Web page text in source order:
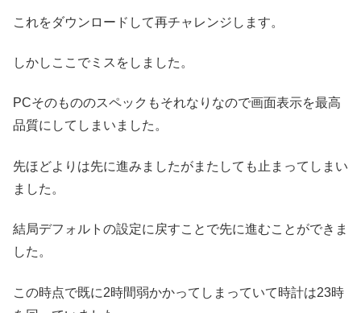
これをダウンロードして再チャレンジします。
しかしここでミスをしました。
PCそのもののスペックもそれなりなので画面表示を最高
品質にしてしまいました。
先ほどよりは先に進みましたがまたしても止まってしまい
ました。
結局デフォルトの設定に戻すことで先に進むことができま
した。
この時点で既に2時間弱かかってしまっていて時計は23時